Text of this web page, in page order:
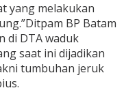
yang melakukan
BP Batam
di DTA waduk
saat ini dijadikan
tumbuhan jeruk